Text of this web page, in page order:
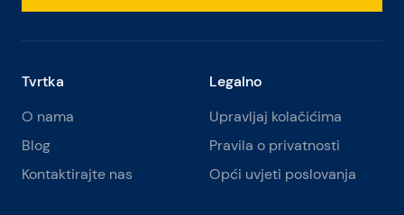
Tvrtka
O nama
Blog
Kontaktirajte nas
Legalno
Upravljaj kolačićima
Pravila o privatnosti
Opći uvjeti poslovanja